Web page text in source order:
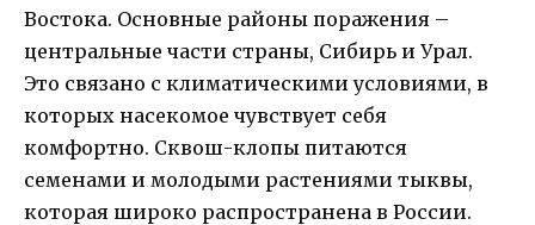
Востока. Основные районы поражения –
центральные части страны, Сибирь и Урал.
Это связано с климатическими условиями, в
которых насекомое чувствует себя
комфортно. Сквош-клопы питаются
семенами и молодыми растениями тыквы,
которая широко распространена в России.